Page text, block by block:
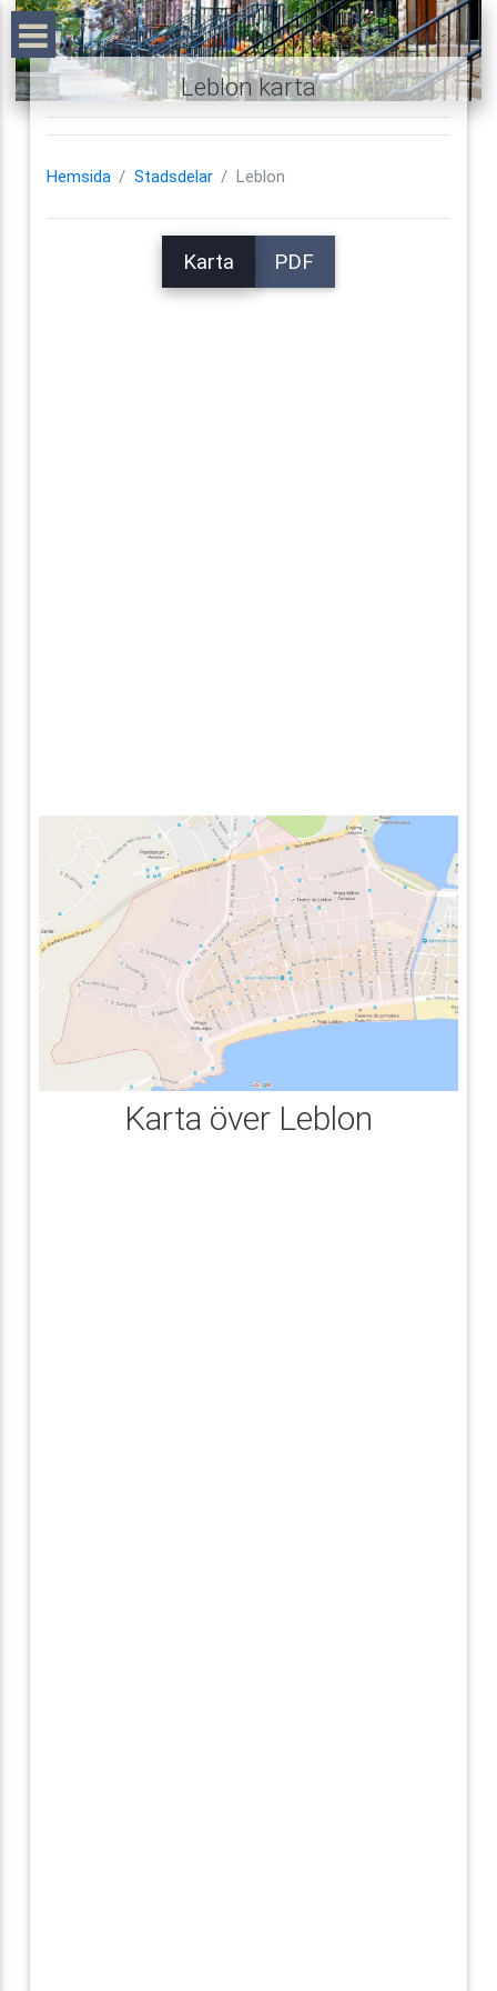
Leblon karta
Hemsida Stadsdelar Leblon
Karta PDF
Karta över Leblon